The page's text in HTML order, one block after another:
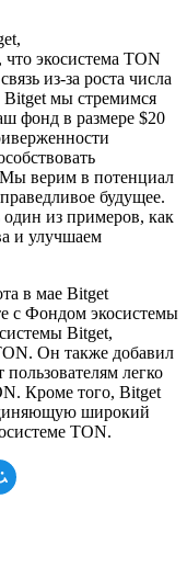
экосистема TON
из-за роста числа
Bitget мы стремимся
фонд в размере $20
верим в потенциал
будущее.
из примеров, как
и улучшаем
в мае Bitget
с Фондом экосистемы
Bitget,
Он также добавил
легко
Кроме того, Bitget
широкий
TON.